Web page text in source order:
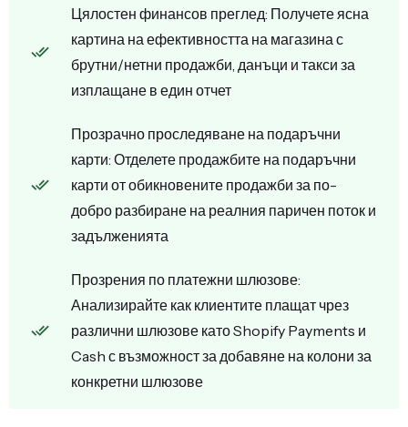
Цялостен финансов преглед: Получете ясна
картина на ефективността на магазина с
брутни/нетни продажби, данъци и такси за
изплащане в един отчет
Прозрачно проследяване на подаръчни
карти: Отделете продажбите на подаръчни
карти от обикновените продажби за по-
добро разбиране на реалния паричен поток и
задълженията
Прозрения по платежни шлюзове:
Анализирайте как клиентите плащат чрез
различни шлюзове като Shopify Payments и
Cash с възможност за добавяне на колони за
конкретни шлюзове